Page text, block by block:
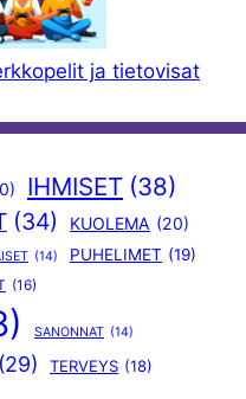
ja tietovisat
IHMISET (38)
(34) KUOLEMA (20)
(14) PUHELIMET (19)
(16)
SANONNAT (14)
(29) TERVEYS (18)